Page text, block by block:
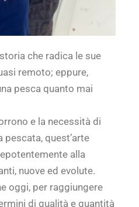
che radica le sue
remoto; eppure,
pesca quanto mai
e la necessità di
quest’arte
alla
nuove ed evolute.
oggi, per raggiungere
di qualità e quantità